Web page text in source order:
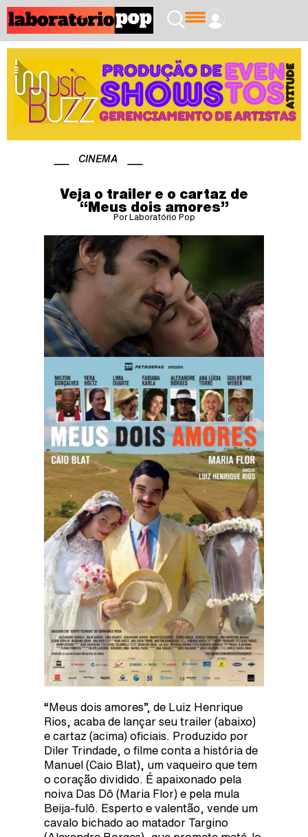
CINEMA
Veja o trailer e o cartaz de
“Meus dois amores”
Por Laboratório Pop
“Meus dois amores”, de Luiz Henrique
Rios, acaba de lançar seu trailer (abaixo)
e cartaz (acima) oficiais. Produzido por
Diler Trindade, o filme conta a história de
Manuel (Caio Blat), um vaqueiro que tem
o coração dividido. É apaixonado pela
noiva Das Dô (Maria Flor) e pela mula
Beija-fulô. Esperto e valentão, vende um
cavalo bichado ao matador Targino